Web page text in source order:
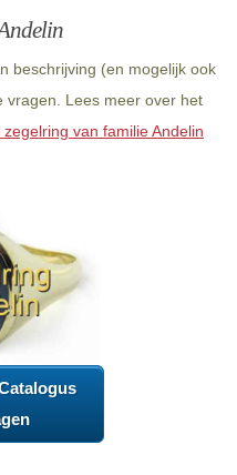
beschrijving (en mogelijk ook
vragen. Lees meer over het
van familie Andelin